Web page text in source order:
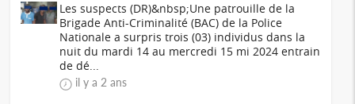
Les suspects (DR)&nbsp;Une patrouille de la
Brigade Anti-Criminalité (BAC) de la Police
Nationale a surpris trois (03) individus dans la
nuit du mardi 14 au mercredi 15 mi 2024 entrain
de dé...
il y a 2 ans